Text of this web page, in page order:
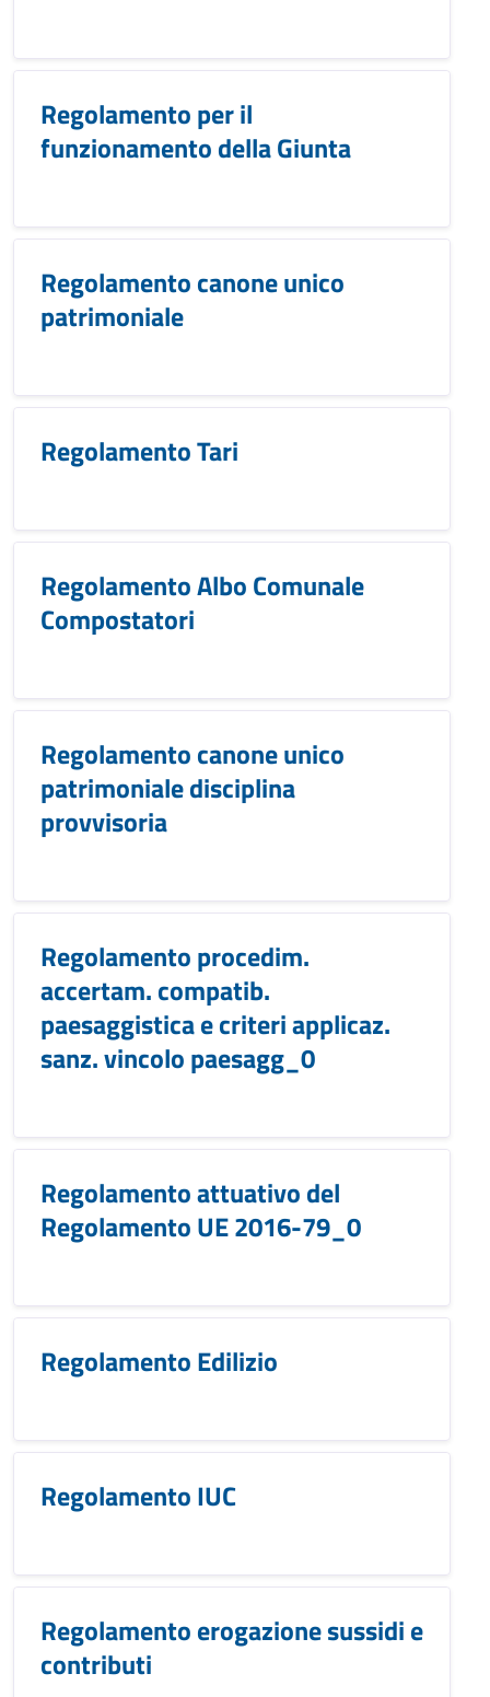
Regolamento per il
funzionamento della Giunta
Regolamento canone unico
patrimoniale
Regolamento Tari
Regolamento Albo Comunale
Compostatori
Regolamento canone unico
patrimoniale disciplina
provvisoria
Regolamento procedim.
accertam. compatib.
paesaggistica e criteri applicaz.
sanz. vincolo paesagg_0
Regolamento attuativo del
Regolamento UE 2016-79_0
Regolamento Edilizio
Regolamento IUC
Regolamento erogazione sussidi e
contributi